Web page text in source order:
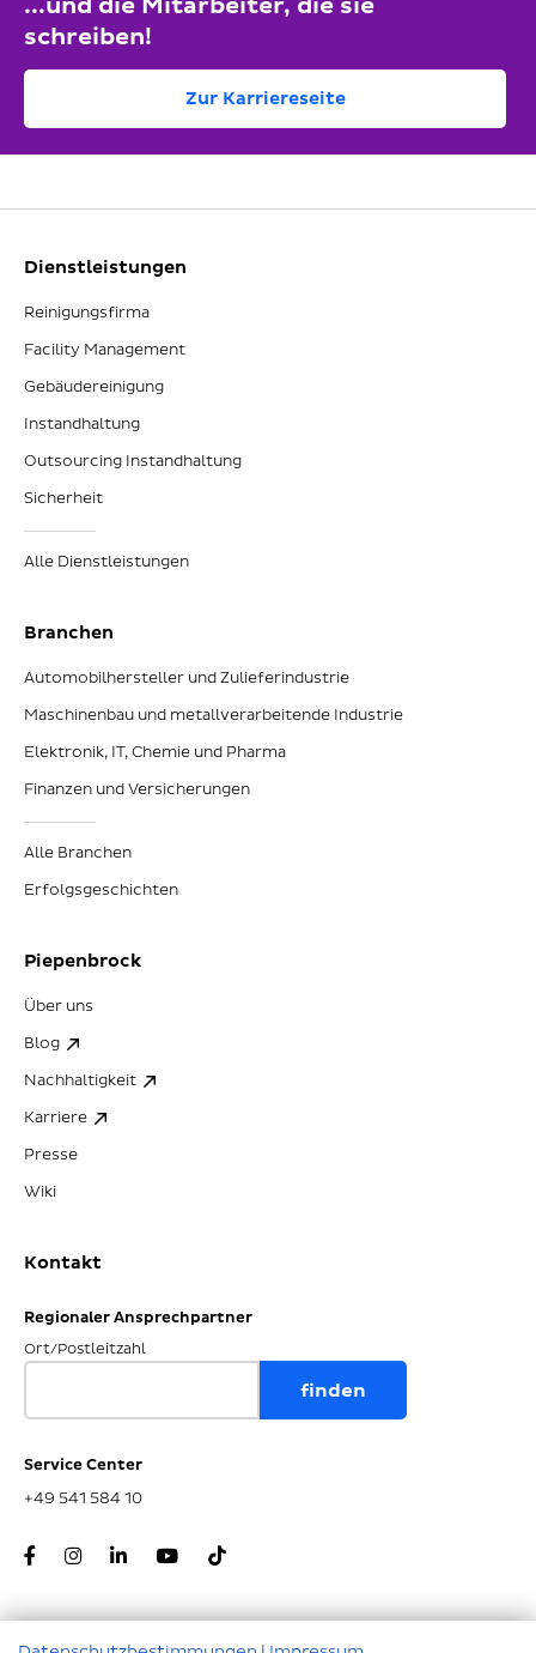
...und die Mitarbeiter, die sie
schreiben!
Zur Karriereseite
Dienstleistungen
Reinigungsfirma
Facility Management
Gebäudereinigung
Instandhaltung
Outsourcing Instandhaltung
Sicherheit
Alle Dienstleistungen
Branchen
Automobilhersteller und Zulieferindustrie
Maschinenbau und metallverarbeitende Industrie
Elektronik, IT, Chemie und Pharma
Finanzen und Versicherungen
Alle Branchen
Erfolgsgeschichten
Piepenbrock
Über uns
Blog
Nachhaltigkeit
Karriere
Presse
Wiki
Kontakt
Regionaler Ansprechpartner
Ort/Postleitzahl
Service Center
+49 541 584 10